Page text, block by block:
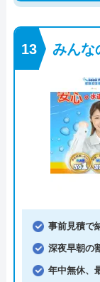
みんな
事前見積で
深夜早朝の
年中無休、